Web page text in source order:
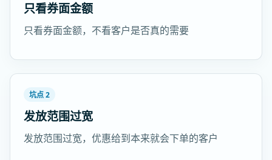
只看券面金额
只看券面金额，不看客户是否真的需要
坑点 2
发放范围过宽
发放范围过宽，优惠给到本来就会下单的客户